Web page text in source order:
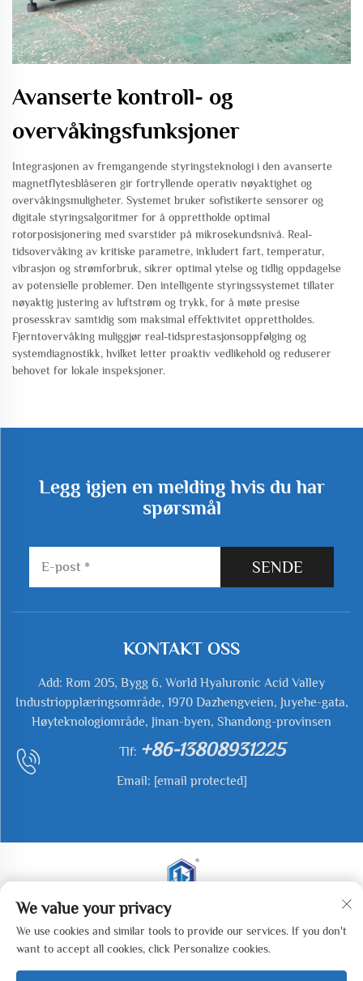
Avanserte kontroll- og
overvåkingsfunksjoner
Integrasjonen av fremgangende styringsteknologi i den avanserte
magnetflytesblåseren gir fortryllende operativ nøyaktighet og
overvåkingsmuligheter. Systemet bruker sofistikerte sensorer og
digitale styringsalgoritmer for å opprettholde optimal
rotorposisjonering med svarstider på mikrosekundsnivå. Real-
tidsovervåking av kritiske parametre, inkludert fart, temperatur,
vibrasjon og strømforbruk, sikrer optimal ytelse og tidlig oppdagelse
av potensielle problemer. Den intelligente styringssystemet tillater
nøyaktig justering av luftstrøm og trykk, for å møte presise
prosesskrav samtidig som maksimal effektivitet opprettholdes.
Fjerntovervåking muliggjør real-tidsprestasjonsoppfølging og
systemdiagnostikk, hvilket letter proaktiv vedlikehold og reduserer
behovet for lokale inspeksjoner.
Legg igjen en melding hvis du har
spørsmål
SENDE
KONTAKT OSS
Add: Rom 205, Bygg 6, World Hyaluronic Acid Valley
Industriopplæringsområde, 1970 Dazhengveien, Juyehe-gata,
Høyteknologiområde, Jinan-byen, Shandong-provinsen
Tlf: +86-13808931225
Email: [email protected]
Opphavsrett © 2025 Jianyu Weiye (Jinan) Machinery
Technology Co., LTD Alle rettigheter forbeholdt. -
Personvernerklæring
We value your privacy
We use cookies and similar tools to provide our services. If you don't
want to accept all cookies, click Personalize cookies.